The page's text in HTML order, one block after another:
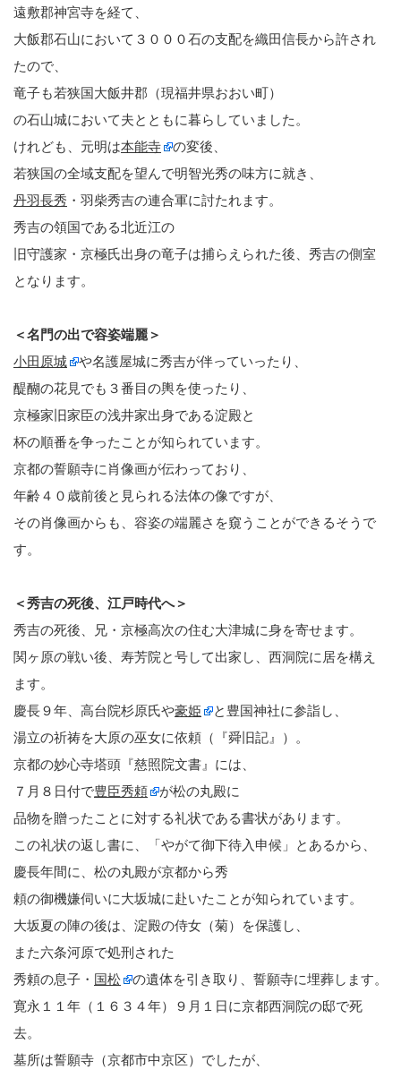
遠敷郡神宮寺を経て、
大飯郡石山において３０００石の支配を織田信長から許され
たので、
竜子も若狭国大飯井郡（現福井県おおい町）
の石山城において夫とともに暮らしていました。
けれども、元明は本能寺
の変後、
若狭国の全域支配を望んで明智光秀の味方に就き、
丹羽長秀 ・羽柴秀吉の連合軍に討たれます。
秀吉の領国である北近江の
旧守護家・京極氏出身の竜子は捕らえられた後、秀吉の側室
となります。
＜名門の出で容姿端麗＞
小田原城
や名護屋城に秀吉が伴っていったり、
醍醐の花見でも３番目の輿を使ったり、
京極家旧家臣の浅井家出身である淀殿と
杯の順番を争ったことが知られています。
京都の誓願寺に肖像画が伝わっており、
年齢４０歳前後と見られる法体の像ですが、
その肖像画からも、容姿の端麗さを窺うことができるそうで
す。
＜秀吉の死後、江戸時代へ＞
秀吉の死後、兄・京極高次の住む大津城に身を寄せます。
関ヶ原の戦い後、寿芳院と号して出家し、西洞院に居を構え
ます。
慶長９年、高台院杉原氏や豪姫
と豊国神社に参詣し、
湯立の祈祷を大原の巫女に依頼（『舜旧記』）。
京都の妙心寺塔頭『慈照院文書』には、
７月８日付で豊臣秀頼
が松の丸殿に
品物を贈ったことに対する礼状である書状があります。
この礼状の返し書に、「やがて御下待入申候」とあるから、
慶長年間に、松の丸殿が京都から秀
頼の御機嫌伺いに大坂城に赴いたことが知られています。
大坂夏の陣の後は、淀殿の侍女（菊）を保護し、
また六条河原で処刑された
秀頼の息子・ 国松
の遺体を引き取り、誓願寺に埋葬します。
寛永１１年（１６３４年）９月１日に京都西洞院の邸で死
去。
墓所は誓願寺（京都市中京区）でしたが、